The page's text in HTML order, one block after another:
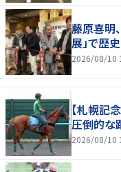
藤原喜明
展」で歴
2026/08/10
【札幌記
圧倒的な
2026/08/10